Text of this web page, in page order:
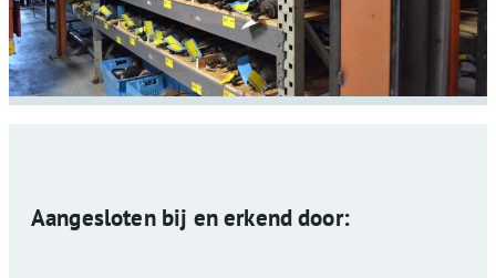
Aangesloten bij en erkend door: